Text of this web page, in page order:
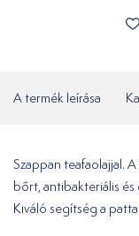
A termék leírása
Szappan teafaolajjal.
bőrt, antibakteriális
Kiváló segítség a